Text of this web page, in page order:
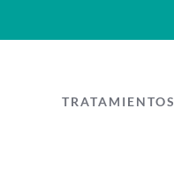
TRATAMIENTOS